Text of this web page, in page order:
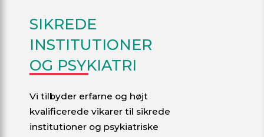
SIKREDE
INSTITUTIONER
OG PSYKIATRI
Vi tilbyder erfarne og højt
kvalificerede vikarer til sikrede
institutioner og psykiatriske